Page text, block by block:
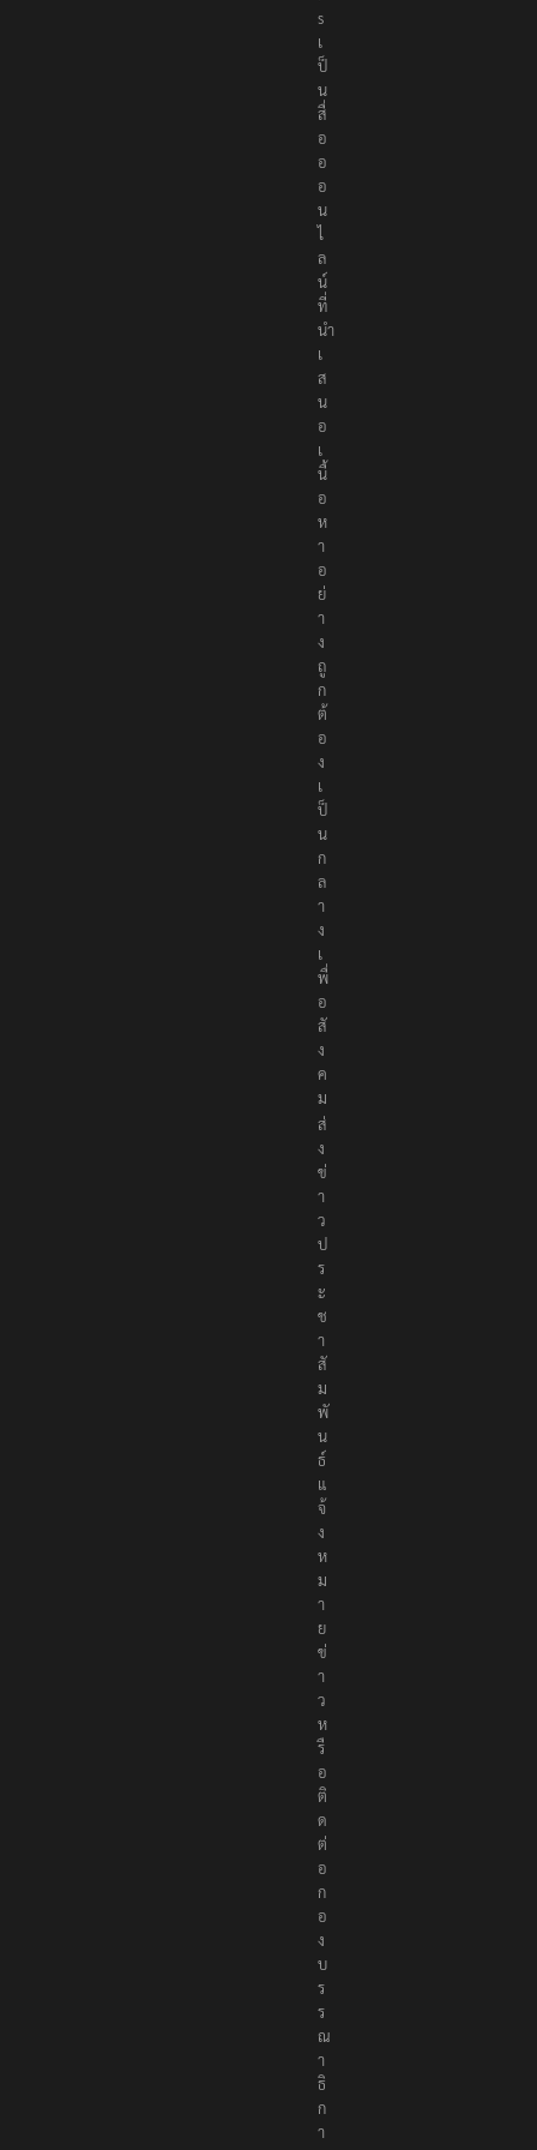
s
เ
ป็
น
สื่
อ
อ
อ
น
ไ
ล
น์
ที่
นำ
เ
ส
น
อ
เ
นื้
อ
ห
า
อ
ย่
า
ง
ถู
ก
ต้
อ
ง
เ
ป็
น
ก
ล
า
ง
เ
พื่
อ
สั
ง
ค
ม
ส่
ง
ข่
า
ว
ป
ร
ะ
ช
า
สั
ม
พั
น
ธ์
แ
จ้
ง
ห
ม
า
ย
ข่
า
ว
ห
รื
อ
ติ
ด
ต่
อ
ก
อ
ง
บ
ร
ร
ณ
า
ธิ
ก
า